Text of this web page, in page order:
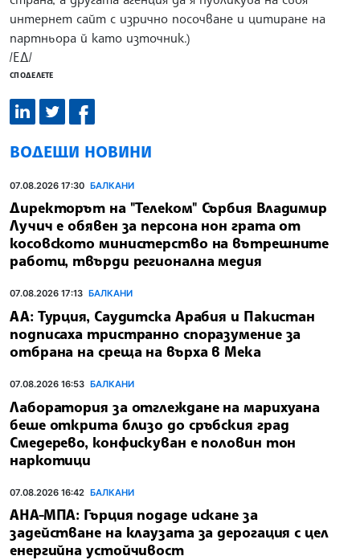
интернет сайт с изрично посочване и цитиране на
партньора й като източник.)
/ЕД/
СПОДЕЛЕТЕ
ВОДЕЩИ НОВИНИ
07.08.2026 17:30 БАЛКАНИ
Директорът на "Телеком" Сърбия Владимир
Лучич е обявен за персона нон грата от
косовското министерство на вътрешните
работи, твърди регионална медия
07.08.2026 17:13 БАЛКАНИ
АА: Турция, Саудитска Арабия и Пакистан
подписаха тристранно споразумение за
отбрана на среща на върха в Мека
07.08.2026 16:53 БАЛКАНИ
Лаборатория за отглеждане на марихуана
беше открита близо до сръбския град
Смедерево, конфискуван е половин тон
наркотици
07.08.2026 16:42 БАЛКАНИ
АНА-МПА: Гърция подаде искане за
задействане на клаузата за дерогация с цел
енергийна устойчивост